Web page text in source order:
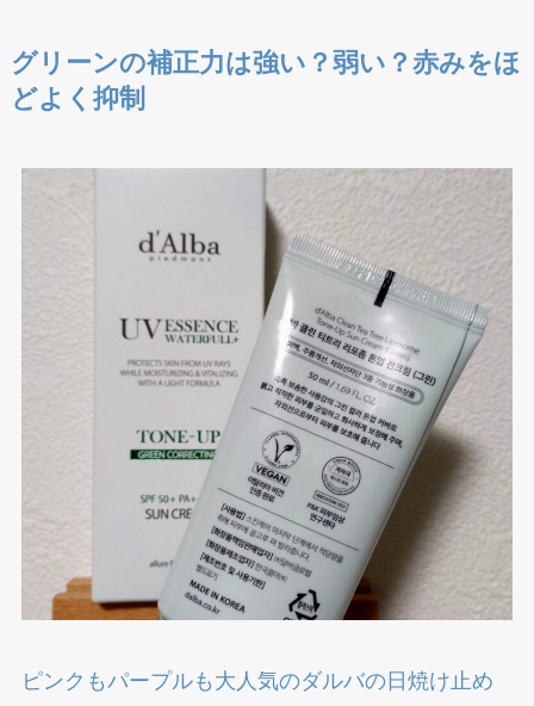
グリーンの補正力は強い？弱い？赤みをほ
どよく抑制
ピンクもパープルも大人気のダルバの日焼け止め